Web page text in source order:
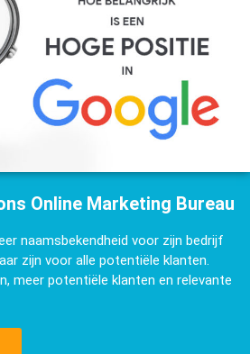
Online Marketing Bureau
naamsbekendheid voor zijn bedrijf
zijn voor alle potentiële klanten.
meer potentiële klanten en relevante